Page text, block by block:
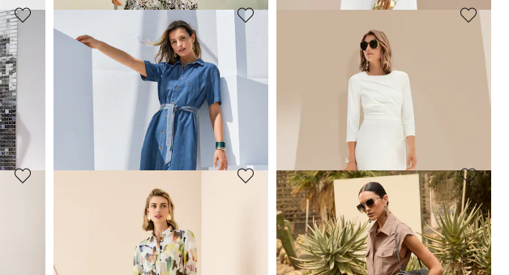
(-21%)
MADELEINE
Meilleur prix sous 30 jours**: 99,95 € (-30%)
MADELEINE
209,95 €
Meilleur prix sous 30 jours**: 169,95 €
249,95 €
MADELEINE
Robe en lin avec détails en dentelle
169,95 €279,95 €